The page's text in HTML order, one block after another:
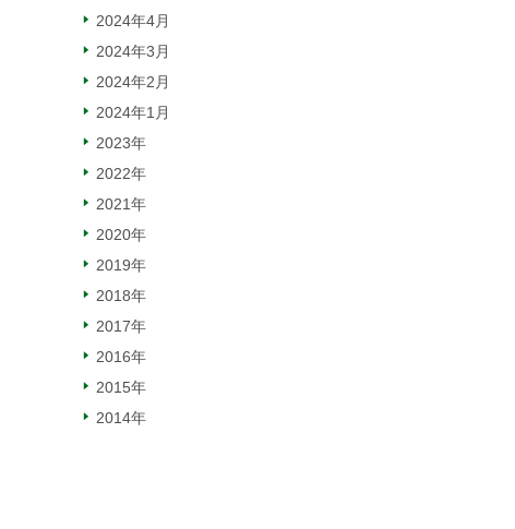
2024年4月
2024年3月
2024年2月
2024年1月
2023年
2022年
2021年
2020年
2019年
2018年
2017年
2016年
2015年
2014年